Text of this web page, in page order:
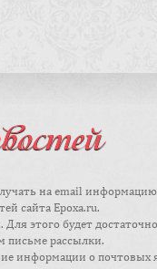
на email
сайта Epoxa.ru.
этого будет
письме рассылки.
информации о почтовых